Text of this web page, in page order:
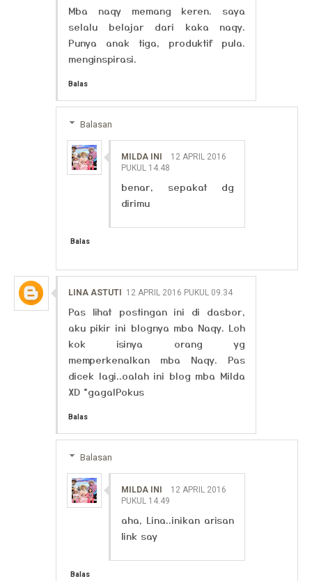
Mba naqy memang keren. saya
selalu belajar dari kaka naqy.
Punya anak tiga, produktif pula.
menginspirasi.
Balas
Balasan
MILDA INI
12 APRIL 2016
PUKUL 14.48
benar, sepakat dg
dirimu
Balas
LINA ASTUTI 12 APRIL 2016 PUKUL 09.34
Pas lihat postingan ini di dasbor,
aku pikir ini blognya mba Naqy. Loh
kok isinya orang yg
memperkenalkan mba Naqy. Pas
dicek lagi..oalah ini blog mba Milda
XD *gagalPokus
Balas
Balasan
MILDA INI
12 APRIL 2016
PUKUL 14.49
aha, Lina..inikan arisan
link say
Balas